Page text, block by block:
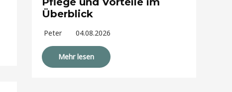
Überblick
Peter 04.08.2026
Mehr lesen